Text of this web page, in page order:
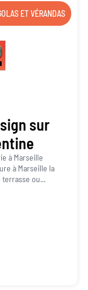
ET VÉRANDAS
sur
à Marseille
à Marseille la
ou...